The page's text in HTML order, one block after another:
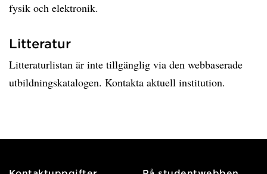
fysik och elektronik.
Litteratur
Litteraturlistan är inte tillgänglig via den webbaserade
utbildningskatalogen. Kontakta aktuell institution.